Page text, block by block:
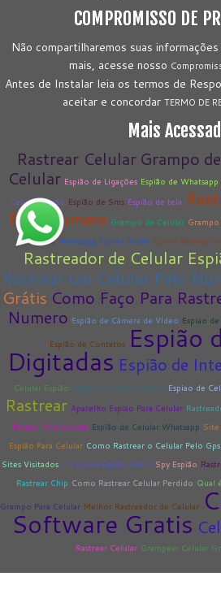
COMPROMISSO DE
Não compartilharemos suas
mais, acesse nosso
Antes de Instalar leia os termos de
aceitar e concordar TERMO DE
Mais
Rastrear Celular Grampo
Celular Espião de Ligações Espião de Whatsapp
Celular Espião Espião de Sms Espião de tela
Pelo Numero Grampo de Celular
Celular Whatsapp Espiao Gratis Como Rastrear
Rastreador de Celular
Rastrear um Celular Pelo
Grátis Como Faço Para
Numero Espião de Câmera de Vídeo Espiao
Espião de Contatos Espião
Digitadas Espião de
Celular Espião Espião de Celular Grátis Espiao de
Rastrear Aparelho Espiao Para Celular
Pessoa Pelo Celular Espião de Celular Whatsapp Site
Espião Para Celular Como Rastrear o Celular Pelo Gps
Sites Visitados Programa Espião Grátis Spy Espião
Rastrear Chip Como Rastrear Celular Perdido Qual
Grampo Para Celular Melhor Rastreador de Celular
Software Gratis
Rastrear Celular Grampear Celular